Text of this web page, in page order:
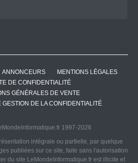
ANNONCEURS
MENTIONS LÉGALES
DE CONFIDENTIALITÉ
GÉNÉRALES DE VENTE
GESTION DE LA CONFIDENTIALITÉ
1997-2026
intégrale ou partielle, par quelque
publiées sur ce site, faite sans l'autorisation
du site LeMondeInformatique.fr est illicite et